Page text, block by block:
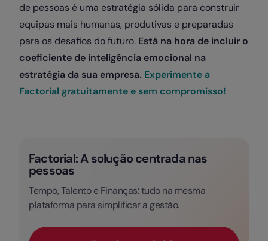
de pessoas é uma estratégia sólida para construir
equipas mais humanas, produtivas e preparadas
para os desafios do futuro. Está na hora de incluir o
coeficiente de inteligência emocional na
estratégia da sua empresa. Experimente a
Factorial gratuitamente e sem compromisso!
Factorial: A solução centrada nas
pessoas
Tempo, Talento e Finanças: tudo na mesma
plataforma para simplificar a gestão.